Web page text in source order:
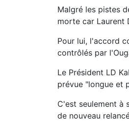
Malgré les pistes
morte car Laurent
Pour lui, l'accord
contrôlés par
Le Président LD
prévue "longue et
C'est seulement à
de nouveau